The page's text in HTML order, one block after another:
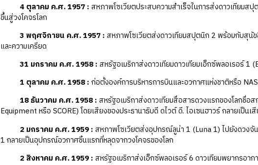
4 ตุลาคม ค.ศ. 1957 : สหภาพโซเวียตประสบความสำเร็จในการส่งดาวเทียม
ขึ้นสู่วงโคจรโลก
3 พฤศจิกายน ค.ศ. 1957 : สหภาพโซเวียตส่งดาวเทียมสปุตนิก 2 พร้อมกับสุนั
และความเครียด
31 มกราคม ค.ศ. 1958 : สหรัฐอเมริกาส่งดาวเทียมดาวเทียมเอ็กซ์พลอเรอร์ 1
1 ตุลาคม ค.ศ. 1958 : ก่อตั้งองค์การบริหารการบินและอวกาศแห่งชาติหรือ
18 ธันวาคม ค.ศ. 1958 : สหรัฐอเมริกาส่งดาวเทียมสื่อสารดวงแรกของโลกชื่
Equipment หรือ SCORE) โดยเสียงของประธานาธิบดี ดไวต์ ดี. ไอเซนฮาวร์ กลายเป็
2 มกราคม ค.ศ. 1959 : สหภาพโซเวียตส่งอุปกรณ์ลูน่า 1 (Luna 1) ไปยังดวงจัน
1 กลายเป็นอุปกรณ์อวกาศชิ้นแรกที่หลุดจากวงโคจรของโลก
2 สิงหาคม ค.ศ. 1959 : สหรัฐอเมริกาส่งเอ็กซ์พลอเรอร์ 6 ดาวเทียมพยากรอา